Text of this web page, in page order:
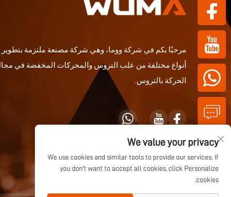
مرحبًا بكم في شركة ووما، وهي شركة مصنعة ملتزمة بتطوير
أنواع مختلفة من علب التروس والمحركات المخفضة في
الحركة بالتروس.
We value your privacy
We use cookies and similar tools to provide our services. If
you don't want to accept all cookies, click Personalize
cookies.